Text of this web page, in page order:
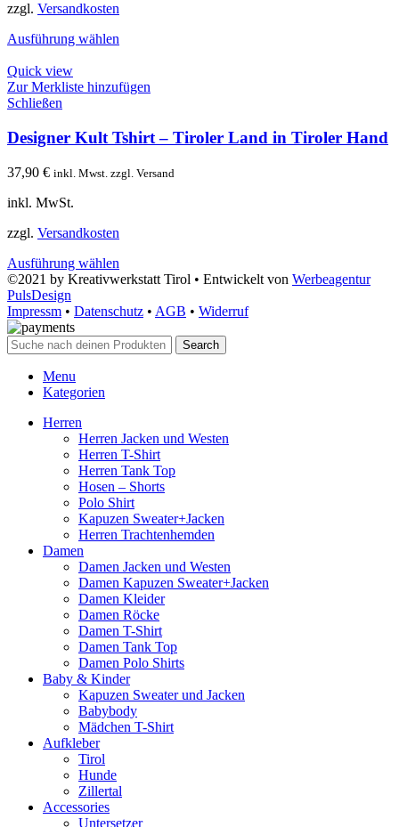
zzgl. Versandkosten
Ausführung wählen
Quick view
Zur Merkliste hinzufügen
Schließen
Designer Kult Tshirt – Tiroler Land in Tiroler Hand
37,90 € inkl. Mwst. zzgl. Versand
inkl. MwSt.
zzgl. Versandkosten
Ausführung wählen
©2021 by Kreativwerkstatt Tirol • Entwickelt von Werbeagentur
PulsDesign
Impressm • Datenschutz • AGB • Widerruf
Search
Menu
Kategorien
Herren
Herren Jacken und Westen
Herren T-Shirt
Herren Tank Top
Hosen – Shorts
Polo Shirt
Kapuzen Sweater+Jacken
Herren Trachtenhemden
Damen
Damen Jacken und Westen
Damen Kapuzen Sweater+Jacken
Damen Kleider
Damen Röcke
Damen T-Shirt
Damen Tank Top
Damen Polo Shirts
Baby & Kinder
Kapuzen Sweater und Jacken
Babybody
Mädchen T-Shirt
Aufkleber
Tirol
Hunde
Zillertal
Accessories
Untersetzer